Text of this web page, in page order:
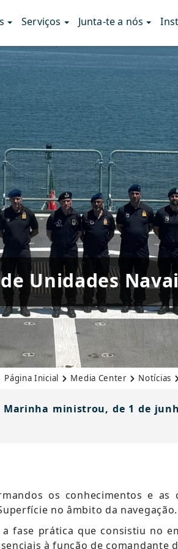
Serviços Junta-te a nós
Unidades
Página Inicial Media Center Notícias
ministrou, de 1 de
os conhecimentos e as
no âmbito da navegação.
prática que consistiu no
à função de comandante